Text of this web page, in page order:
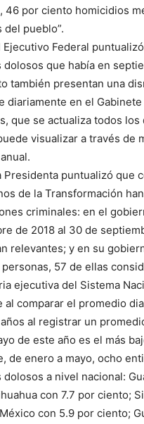
46 por ciento homicidios
del pueblo”.
Ejecutivo Federal
dolosos que había en
también presentan una
diariamente en el
que se actualiza todos
visualizar a través de
Presidenta puntualizó que
de la Transformación
criminales: en el
de 2018 al 30 de
relevantes; y en su
57 de ellas
ejecutiva del Sistema
al comparar el promedio
al registrar un
de este año es el más
de enero a mayo, ocho
dolosos a nivel nacional:
con 7.7 por ciento;
con 5.9 por ciento;